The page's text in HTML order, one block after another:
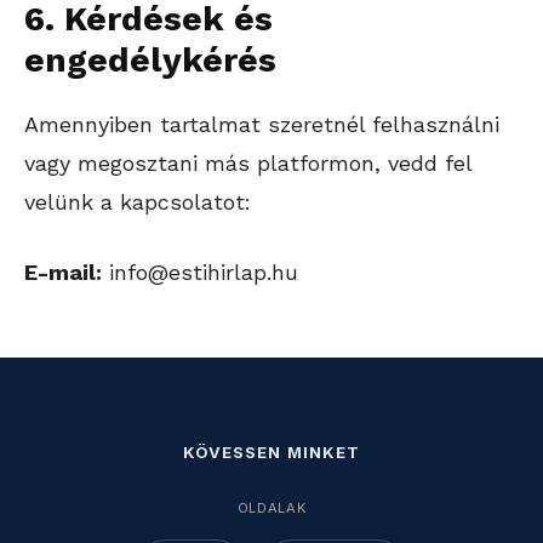
6. Kérdések és
engedélykérés
Amennyiben tartalmat szeretnél felhasználni
vagy megosztani más platformon, vedd fel
velünk a kapcsolatot:
E-mail: info@estihirlap.hu
KÖVESSEN MINKET
OLDALAK